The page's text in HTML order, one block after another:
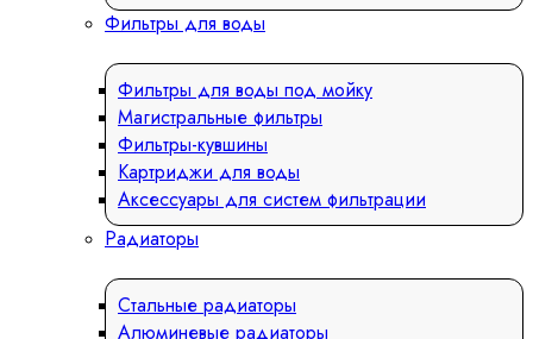
Фильтры для воды
Фильтры для воды под мойку
Магистральные фильтры
Фильтры-кувшины
Картриджи для воды
Аксессуары для систем фильтрации
Радиаторы
Стальные радиаторы
Алюминевые радиаторы